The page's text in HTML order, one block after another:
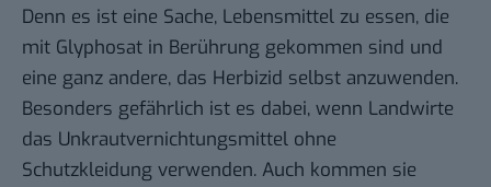
Denn es ist eine Sache, Lebensmittel zu essen, die
mit Glyphosat in Berührung gekommen sind und
eine ganz andere, das Herbizid selbst anzuwenden.
Besonders gefährlich ist es dabei, wenn Landwirte
das Unkrautvernichtungsmittel ohne
Schutzkleidung verwenden. Auch kommen sie